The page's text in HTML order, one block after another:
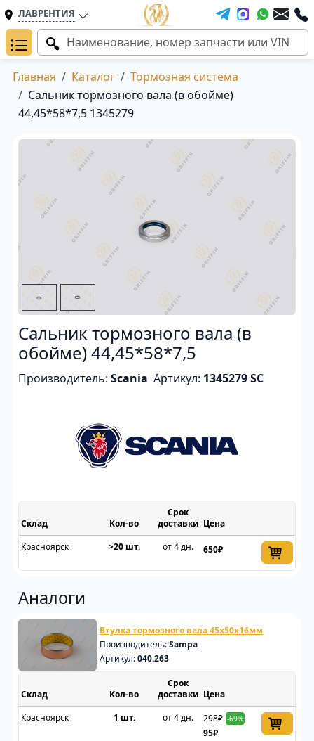
ЛАВРЕНТИЯ
Главная Каталог
Тормозная система
Сальник тормозного вала (в обойме)
44,45*58*7,5 1345279
Сальник тормозного вала (в
обойме) 44,45*58*7,5
Производитель: Scania Артикул: 1345279 SC
Склад
Срок
доставки Цена
Красноярск
>20 шт. от 4 дн. 650₽
Аналоги
Втулка тормозного вала 45x50x16мм
Производитель:Sampa
Артикул:040.263
Склад
Срок
доставки Цена
Красноярск
1 шт. от 4 дн. 298₽ -69%
95₽